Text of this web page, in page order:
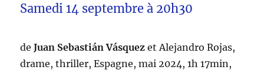
Samedi 14 septembre à 20h30
de Juan Sebastián Vásquez et Alejandro Rojas,
drame, thriller, Espagne, mai 2024, 1h 17min,